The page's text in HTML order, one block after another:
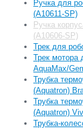
Ручка для
(A10611-SP)
Ручка
(A10606-SP)
Трек для
Трек мотора
AquaMax/
Трубка
(Aquatron)
Трубка
(Aquatron)
Трубка-